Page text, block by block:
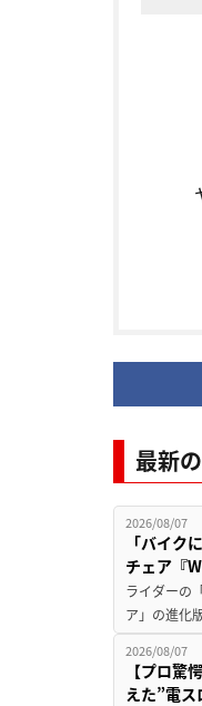
最新
2026/08/07
「バイク
チェア『
ライダーの
ア」の進化
2026/08/07
【プロ驚
えた”電